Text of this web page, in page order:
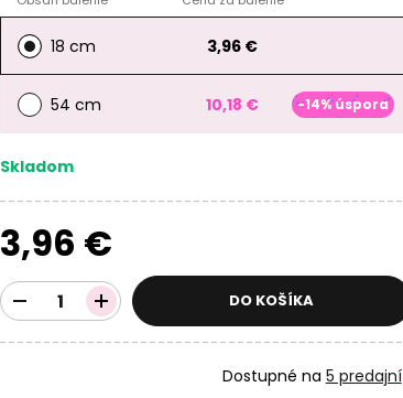
18 cm 3,96 €
54 cm 10,18 € -14% úspora
Skladom
3,96 €
DO KOŠÍKA
Dostupné na 5 predajní